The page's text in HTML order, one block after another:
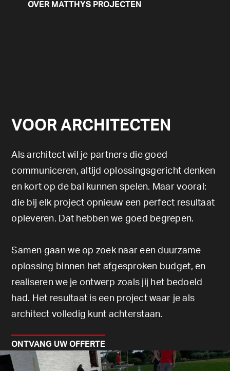
OVER MATTHYS PROJECTEN
VOOR ARCHITECTEN
Als architect wil je partners die goed
communiceren, altijd oplossingsgericht denken
en kort op de bal kunnen spelen. Maar vooral:
die bij elk project opnieuw een perfect resultaat
opleveren. Dat hebben we goed begrepen.
Samen gaan we op zoek naar een duurzame
oplossing binnen het afgesproken budget, en
realiseren we je ontwerp zoals jij het bedoeld
had. Het resultaat is een project waar je als
architect volledig kunt achterstaan.
ONTVANG UW OFFERTE